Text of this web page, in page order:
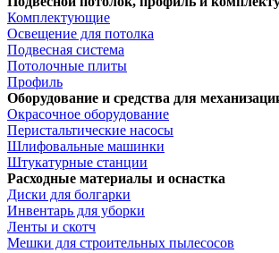
Комплектующие
Освещение для потолка
Подвесная система
Потолочные плиты
Профиль
Оборудование и средства для
Окрасочное оборудование
Перистальтические насосы
Шлифовальные машинки
Штукатурные станции
Расходные материалы и оснастка
Диски для болгарки
Инвентарь для уборки
Ленты и скотч
Мешки для строительных пылесосов